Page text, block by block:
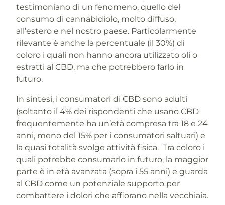
testimoniano di un fenomeno, quello del
consumo di cannabidiolo, molto diffuso,
all’estero e nel nostro paese. Particolarmente
rilevante è anche la percentuale (il 30%) di
coloro i quali non hanno ancora utilizzato oli o
estratti al CBD, ma che potrebbero farlo in
futuro.
In sintesi, i consumatori di CBD sono adulti
(soltanto il 4% dei rispondenti che usano CBD
frequentemente ha un’età compresa tra 18 e 24
anni, meno del 15% per i consumatori saltuari) e
la quasi totalità svolge attività fisica. Tra coloro i
quali potrebbe consumarlo in futuro, la maggior
parte è in età avanzata (sopra i 55 anni) e guarda
al CBD come un potenziale supporto per
combattere i dolori che affiorano nella vecchiaia.